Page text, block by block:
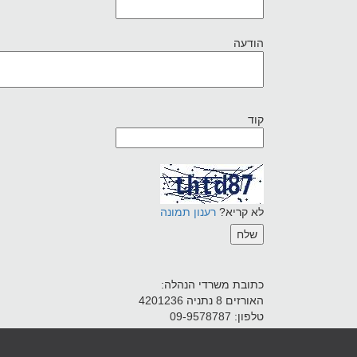
הודעה
קוד
לא קריא? רענון תמונה
כתובת משרדי הנהלה:
האורזים 8 נתניה 4201236
טלפון: 09-9578787